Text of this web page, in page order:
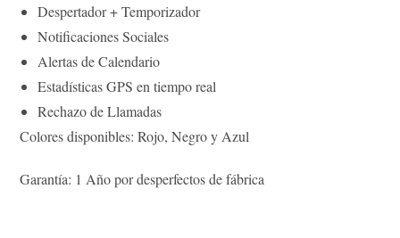
Despertador + Temporizador
Notificaciones Sociales
Alertas de Calendario
Estadísticas GPS en tiempo real
Rechazo de Llamadas
Colores disponibles: Rojo, Negro y Azul
Garantía: 1 Año por desperfectos de fábrica